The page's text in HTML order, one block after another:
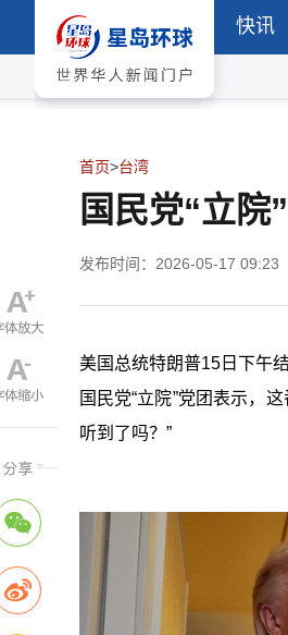
快讯
首页>台湾
国民党“立院
发布时间：2026-05-17 09:23
美国总统特朗普15日下午
国民党“立院”党团表示，这
听到了吗？”